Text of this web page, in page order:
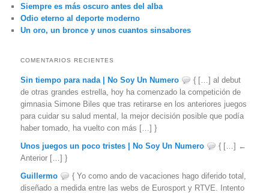
Siempre es más oscuro antes del alba
Odio eterno al deporte moderno
Un oro, un bronce y unos cuantos sinsabores
COMENTARIOS RECIENTES
Sin tiempo para nada | No Soy Un Numero
{ […] al debut
de otras grandes estrella, hoy ha comenzado la competición de
gimnasia Simone Biles que tras retirarse en los anteriores juegos
para cuidar su salud mental, la mejor decisión posible que podía
haber tomado, ha vuelto con más […] }
Unos juegos un poco tristes | No Soy Un Numero
{ […] ←
Anterior […] }
Guillermo
{ Yo como ando de vacaciones hago diferido total,
diseñado a medida entre las webs de Eurosport y RTVE. Intento